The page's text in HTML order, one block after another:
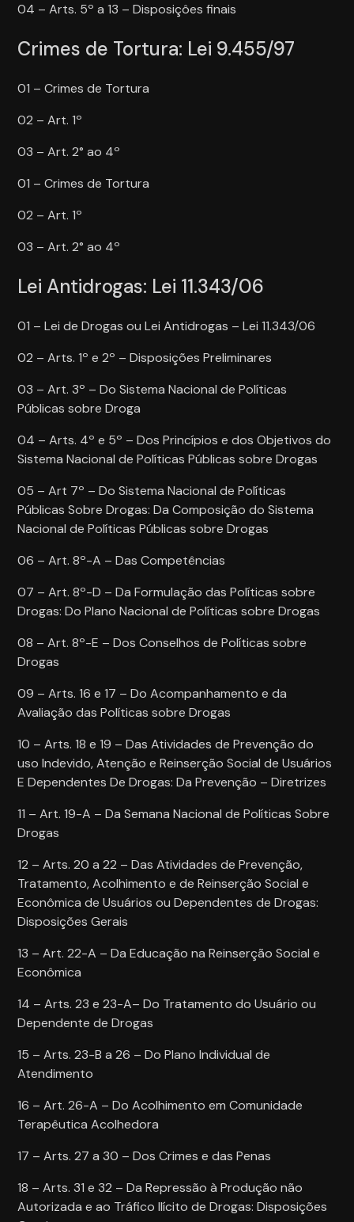
04 – Arts. 5º a 13 – Disposiçôes finais
Crimes de Tortura: Lei 9.455/97
01 – Crimes de Tortura
02 – Art. 1º
03 – Art. 2° ao 4º
01 – Crimes de Tortura
02 – Art. 1º
03 – Art. 2° ao 4º
Lei Antidrogas: Lei 11.343/06
01 – Lei de Drogas ou Lei Antidrogas – Lei 11.343/06
02 – Arts. 1º e 2º – Disposições Preliminares
03 – Art. 3º – Do Sistema Nacional de Políticas
Públicas sobre Droga
04 – Arts. 4º e 5º – Dos Princípios e dos Objetivos do
Sistema Nacional de Políticas Públicas sobre Drogas
05 – Art 7º – Do Sistema Nacional de Políticas
Públicas Sobre Drogas: Da Composição do Sistema
Nacional de Políticas Públicas sobre Drogas
06 – Art. 8º-A – Das Competências
07 – Art. 8º-D – Da Formulação das Políticas sobre
Drogas: Do Plano Nacional de Políticas sobre Drogas
08 – Art. 8º-E – Dos Conselhos de Políticas sobre
Drogas
09 – Arts. 16 e 17 – Do Acompanhamento e da
Avaliação das Políticas sobre Drogas
10 – Arts. 18 e 19 – Das Atividades de Prevenção do
uso Indevido, Atenção e Reinserção Social de Usuários
E Dependentes De Drogas: Da Prevenção – Diretrizes
11 – Art. 19-A – Da Semana Nacional de Políticas Sobre
Drogas
12 – Arts. 20 a 22 – Das Atividades de Prevenção,
Tratamento, Acolhimento e de Reinserção Social e
Econômica de Usuários ou Dependentes de Drogas:
Disposições Gerais
13 – Art. 22-A – Da Educação na Reinserção Social e
Econômica
14 – Arts. 23 e 23-A– Do Tratamento do Usuário ou
Dependente de Drogas
15 – Arts. 23-B a 26 – Do Plano Individual de
Atendimento
16 – Art. 26-A – Do Acolhimento em Comunidade
Terapêutica Acolhedora
17 – Arts. 27 a 30 – Dos Crimes e das Penas
18 – Arts. 31 e 32 – Da Repressão à Produção não
Autorizada e ao Tráfico Ilícito de Drogas: Disposições